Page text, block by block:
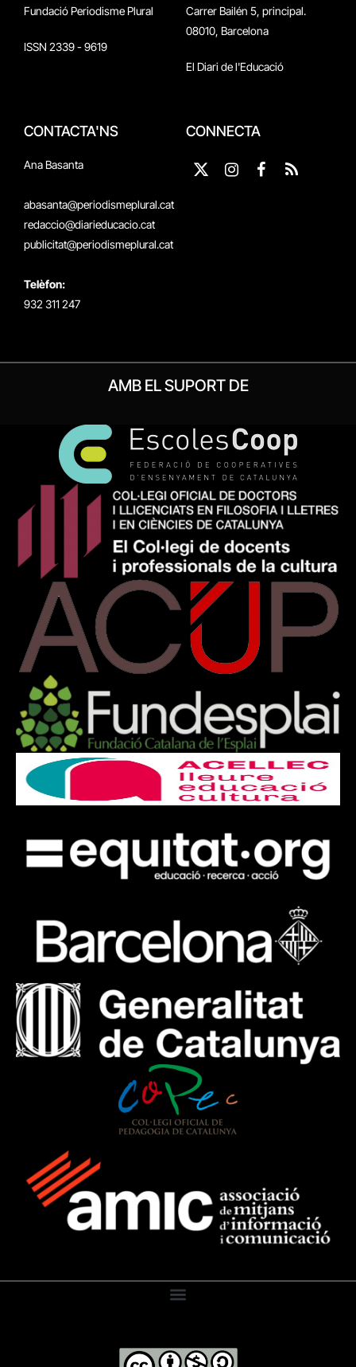
Fundació Periodisme Plural
ISSN 2339 - 9619
Carrer Bailén 5, principal.
08010, Barcelona
El Diari de l'Educació
CONTACTA'NS
Ana Basanta
abasanta@periodismeplural.cat
redaccio@diarieducacio.cat
publicitat@periodismeplural.cat
Telèfon:
932 311 247
CONNECTA
X
Instagram
Facebook
RSS
AMB EL SUPORT DE